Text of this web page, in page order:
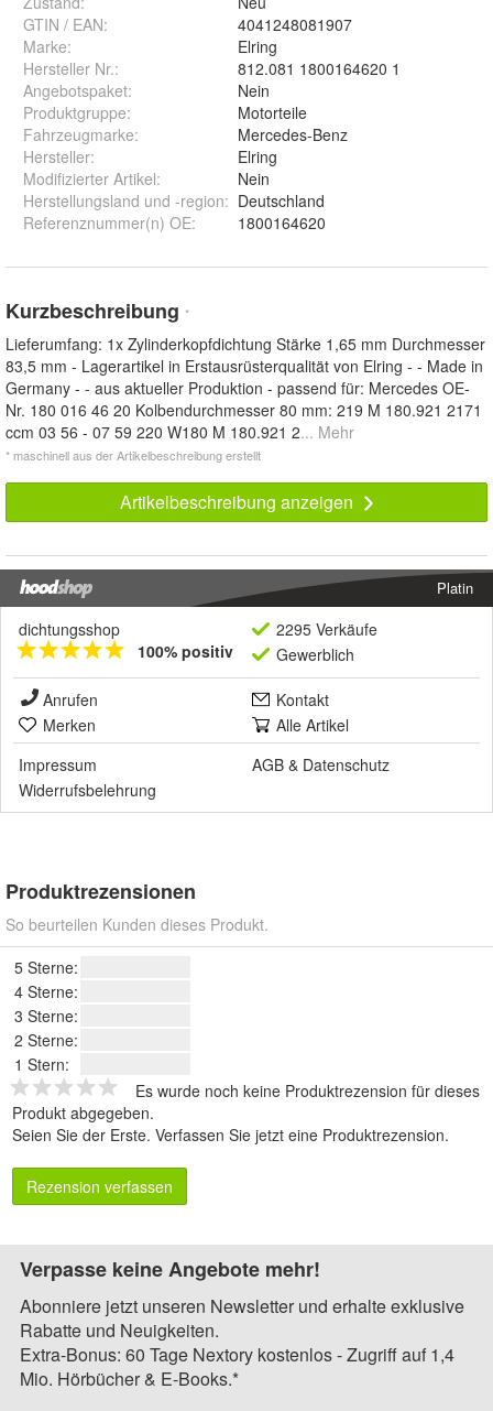
GTIN / EAN:
4041248081907
Marke:
Elring
Hersteller Nr.:
812.081 1800164620 1
Angebotspaket:
Nein
Produktgruppe:
Motorteile
Fahrzeugmarke:
Mercedes-Benz
Hersteller:
Elring
Modifizierter Artikel:
Nein
Herstellungsland und -region: Deutschland
Referenznummer(n) OE: 1800164620
Kurzbeschreibung *
Lieferumfang: 1x Zylinderkopfdichtung Stärke 1,65 mm Durchmesser
83,5 mm - Lagerartikel in Erstausrüsterqualität von Elring - - Made in
Germany - - aus aktueller Produktion - passend für: Mercedes OE-
Nr. 180 016 46 20 Kolbendurchmesser 80 mm: 219 M 180.921 2171
ccm 03 56 - 07 59 220 W180 M 180.921 2... Mehr
* maschinell aus der Artikelbeschreibung erstellt
Artikelbeschreibung anzeigen
Platin
dichtungsshop
100% positiv
2295 Verkäufe
Gewerblich
Anrufen
Kontakt
Merken
Alle Artikel
Impressum
AGB & Datenschutz
Widerrufsbelehrung
Produktrezensionen
So beurteilen Kunden dieses Produkt.
5 Sterne:
4 Sterne:
3 Sterne:
2 Sterne:
1 Stern:
Es wurde noch keine Produktrezension für dieses
Produkt abgegeben.
Seien Sie der Erste. Verfassen Sie jetzt eine Produktrezension.
Rezension verfassen
Verpasse keine Angebote mehr!
Abonniere jetzt unseren Newsletter und erhalte exklusive
Rabatte und Neuigkeiten.
Extra-Bonus: 60 Tage Nextory kostenlos - Zugriff auf 1,4
Mio. Hörbücher & E-Books.*